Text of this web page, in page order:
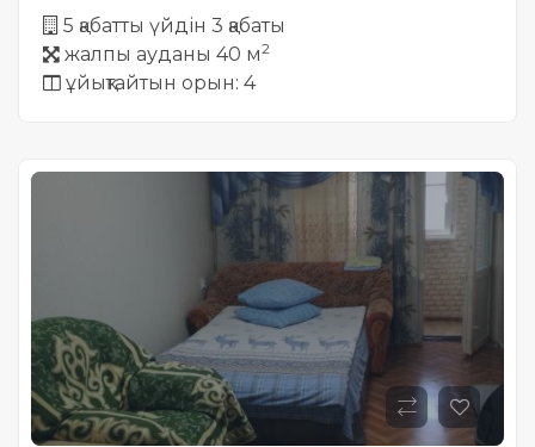
5 қабатты үйдін 3 қабаты
жалпы ауданы 40 м2
ұйықтайтын орын: 4